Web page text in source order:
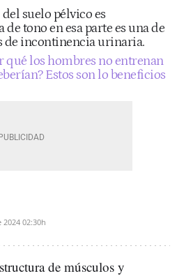
suelo pélvico es
tono en esa parte es una de
de incontinencia urinaria.
qué los hombres no entrenan
Estos son lo beneficios
2024 02:30h
de músculos y